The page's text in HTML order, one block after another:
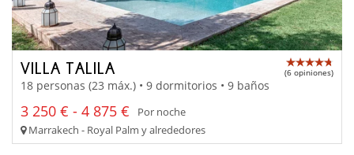
VILLA TALILA (6 opiniones)
18 personas (23 máx.) • 9 dormitorios • 9 baños
3 250 € - 4 875 €
Por noche
Marrakech - Royal Palm y alrededores